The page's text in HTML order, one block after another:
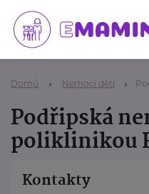
Domů Nemoci dětí
Podřipská
poliklinikou
Kontakty